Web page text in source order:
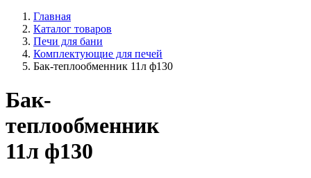
Главная
Каталог товаров
Печи для бани
Комплектующие для печей
Бак-теплообменник 11л ф130
Бак-
теплообменник
11л ф130